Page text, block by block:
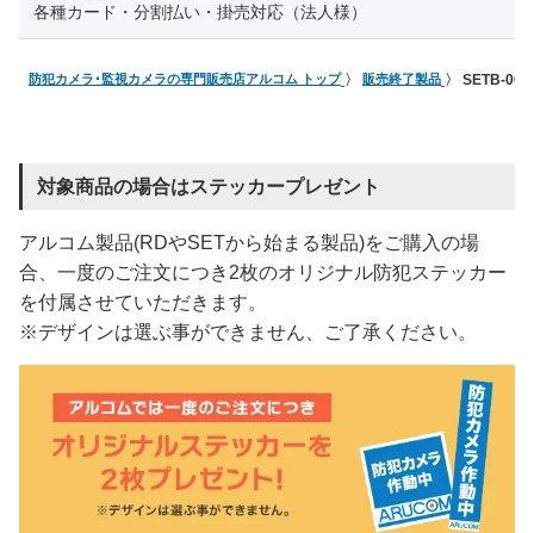
各種カード・分割払い・掛売対応（法人様）
防犯カメラ･監視カメラの専門販売店アルコム トップ 販売終了製品 SETB-008
対象商品の場合はステッカープレゼント
アルコム製品(RDやSETから始まる製品)をご購入の場
合、一度のご注文につき2枚のオリジナル防犯ステッカー
を付属させていただきます。
※デザインは選ぶ事ができません、ご了承ください。